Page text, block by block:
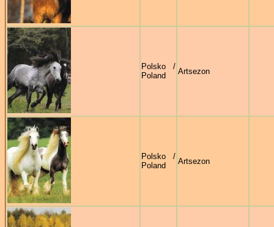
Polsko /
Poland
Artsezon
Polsko /
Poland
Artsezon